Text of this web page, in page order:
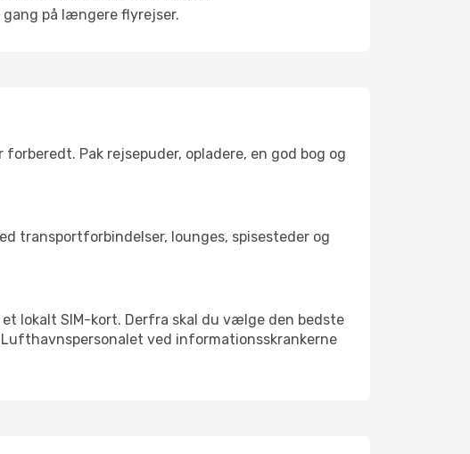
på længere flyrejser.
Pak rejsepuder, opladere, en god bog og
transportforbindelser, lounges, spisesteder og
lokalt SIM-kort. Derfra skal du vælge den bedste
ved informationsskrankerne